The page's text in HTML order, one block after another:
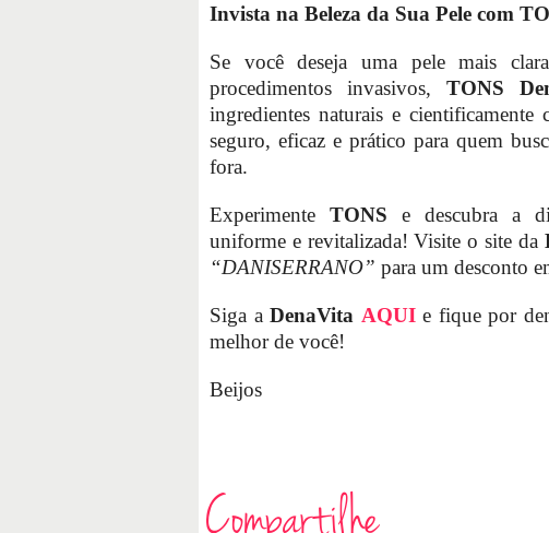
Invista na Beleza da Sua Pele com
Se você deseja uma pele mais
procedimentos invasivos, TONS
ingredientes naturais e cientificamente
seguro, eficaz e prático para quem
fora.
ExperimenteTONS e descubra a
uniforme e revitalizada! Visite o site da
“DANISERRANO” para um desconto
Siga a DenaVita AQUIe fique por
melhor de você!
Beijos